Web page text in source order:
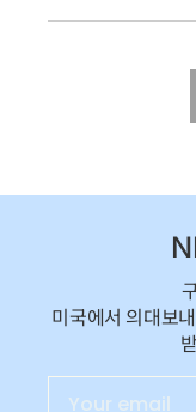
미국에서 의대보